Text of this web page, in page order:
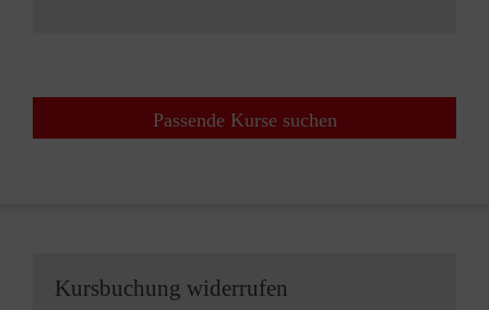
Passende Kurse suchen
Kursbuchung widerrufen